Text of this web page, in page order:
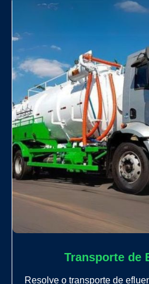
Transporte de
Resolve o transporte de